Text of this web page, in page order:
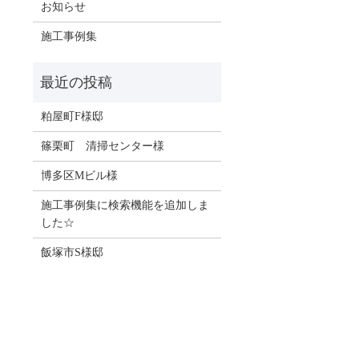
お知らせ
施工事例集
粕屋町F様邸
篠栗町 清掃センター様
博多区Mビル様
施工事例集に検索機能を追加しま
した☆
飯塚市S様邸